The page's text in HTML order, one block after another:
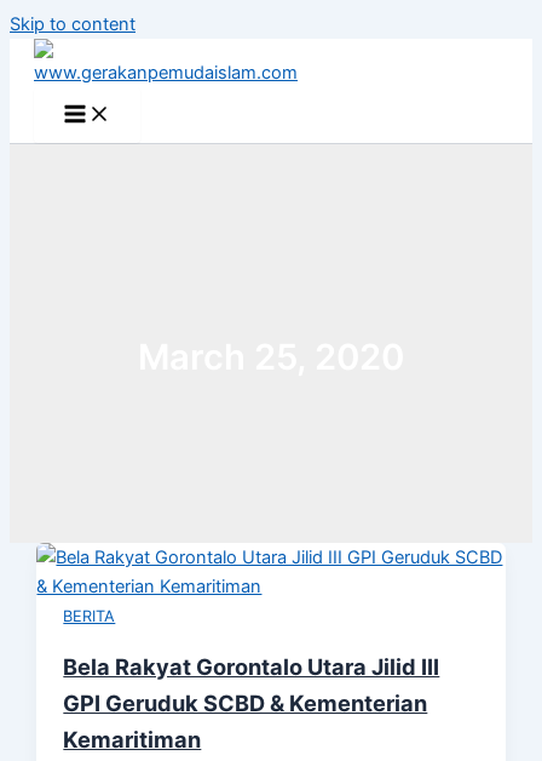
Skip to content
BERITA
Bela Rakyat Gorontalo Utara Jilid III
GPI Geruduk SCBD & Kementerian
Kemaritiman